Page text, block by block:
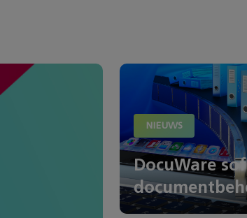
NIEUWS
DocuWare